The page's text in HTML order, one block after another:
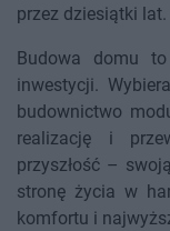
przez dziesiątki lat.
Budowa domu
inwestycji.
budownictwo
realizację i
przyszłość –
stronę życia w
komfortu i